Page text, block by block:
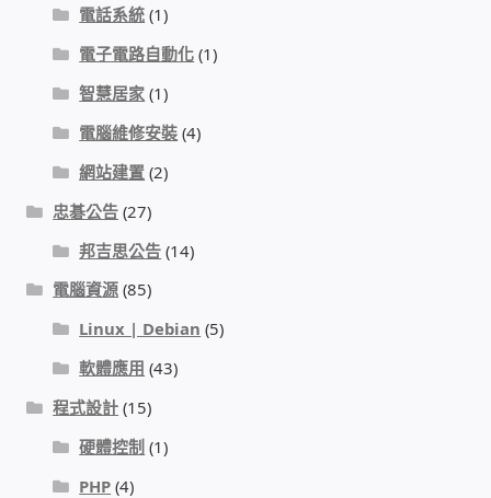
購物車
退款和退貨政策
電話系統 (1)
電子電路自動化 (1)
智慧居家 (1)
電腦維修安裝 (4)
網站建置 (2)
忠碁公告 (27)
邦吉思公告 (14)
電腦資源 (85)
Linux | Debian (5)
軟體應用 (43)
程式設計 (15)
硬體控制 (1)
PHP (4)